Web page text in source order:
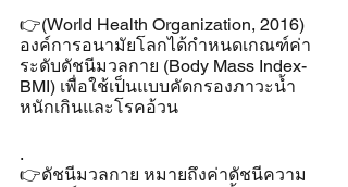
👉(World Health Organization, 2016)
องค์การอนามัยโลกได้กำหนดเกณฑ์ค่า
ระดับดัชนีมวลกาย (Body Mass Index-
BMI) เพื่อใช้เป็นแบบคัดกรองภาวะน้ำ
หนักเกินและโรคอ้วน
.
👉ดัชนีมวลกาย หมายถึงค่าดัชนีความ